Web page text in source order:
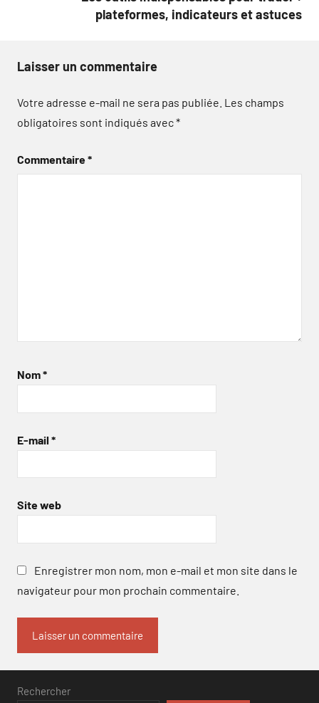
plateformes, indicateurs et astuces
Laisser un commentaire
Votre adresse e-mail ne sera pas publiée. Les champs
obligatoires sont indiqués avec*
Commentaire*
Nom*
E-mail *
Site web
Enregistrer mon nom, mon e-mail et mon site dans le
navigateur pour mon prochain commentaire.
Rechercher